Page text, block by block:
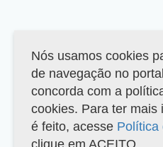
Nós usamos cookies
de navegação no
concorda com a
cookies. Para ter mais
é feito, acesse Política
clique em ACEITO.